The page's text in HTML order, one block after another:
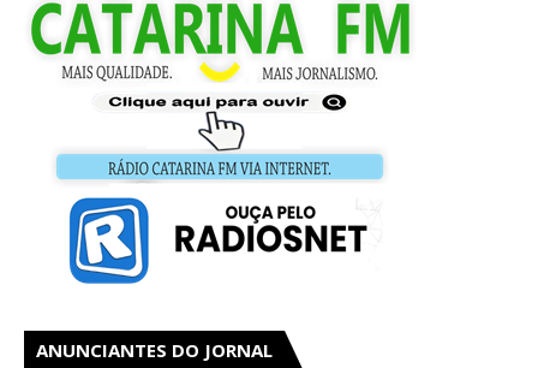
ANUNCIANTES DO JORNAL